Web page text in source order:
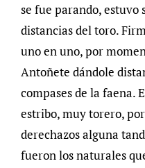
se fue parando, estuvo
distancias del toro.
uno en uno, por
Antoñete dándole
compases de la faena.
estribo, muy torero,
derechazos alguna
fueron los naturales